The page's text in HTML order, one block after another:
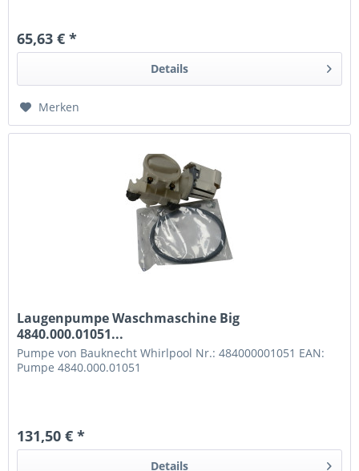
65,63 € *
Details
Merken
Laugenpumpe Waschmaschine Big
4840.000.01051...
Pumpe von Bauknecht Whirlpool Nr.: 484000001051 EAN:
Pumpe 4840.000.01051
131,50 € *
Details